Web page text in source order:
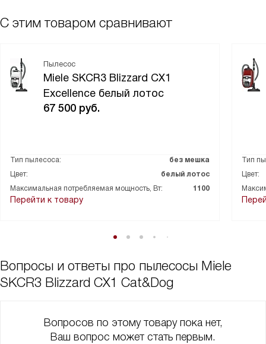
С этим товаром сравнивают
Пылесос
Miele SKCR3 Blizzard CX1
Excellence белый лотос
67 500 руб.
Тип пылесоса:
без мешка
Цвет:
белый лотос
Максимальная потребляемая мощность, Вт:
1100
Перейти к товару
Тип
Цвет:
Вопросы и ответы про пылесосы Miele
SKCR3 Blizzard CX1 Cat&Dog
Вопросов по этому товару пока нет,
Ваш вопрос может стать первым.